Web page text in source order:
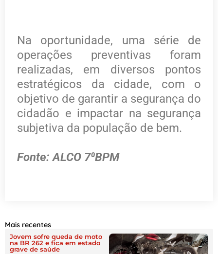
Na oportunidade, uma série de
operações preventivas foram
realizadas, em diversos pontos
estratégicos da cidade, com o
objetivo de garantir a segurança do
cidadão e impactar na segurança
subjetiva da população de bem.
Fonte: ALCO 7⁰BPM
Mais recentes
Jovem sofre queda de moto
na BR 262 e fica em estado
grave de saúde